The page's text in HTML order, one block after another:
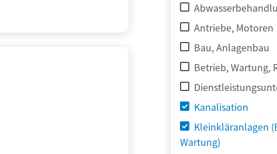
Antriebe, Motoren
Bau, Anlagenbau
Betrieb, Wartung,
Kanalisation
Kleinkläranlagen
Wartung)